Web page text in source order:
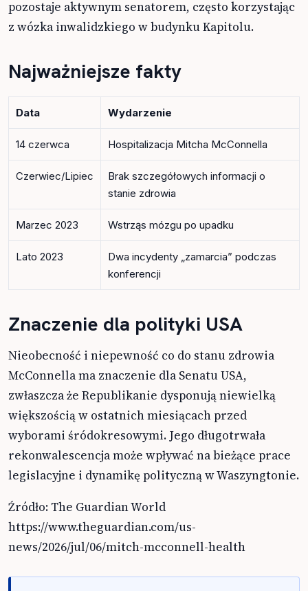
pozostaje aktywnym senatorem, często korzystając
z wózka inwalidzkiego w budynku Kapitolu.
Najważniejsze fakty
Data Wydarzenie
14 czerwca Hospitalizacja Mitcha McConnella
Czerwiec/Lipiec
Brak szczegółowych informacji o
stanie zdrowia
Marzec 2023 Wstrząs mózgu po upadku
Lato 2023
Dwa incydenty „zamarcia” podczas
konferencji
Znaczenie dla polityki USA
Nieobecność i niepewność co do stanu zdrowia
McConnella ma znaczenie dla Senatu USA,
zwłaszcza że Republikanie dysponują niewielką
większością w ostatnich miesiącach przed
wyborami śródokresowymi. Jego długotrwała
rekonwalescencja może wpływać na bieżące prace
legislacyjne i dynamikę polityczną w Waszyngtonie.
Źródło: The Guardian World
https://www.theguardian.com/us-
news/2026/jul/06/mitch-mcconnell-health